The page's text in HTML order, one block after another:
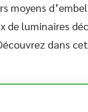
moyens
de luminaires
dans